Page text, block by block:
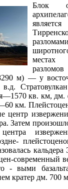
Блок
местах
м) — у
кв. км, дм.
км.
центр
Затем
современный
- выми
кратер дм. 700